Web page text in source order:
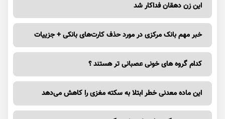
این زن دهقان فداکار شد
خبر مهم بانک مرکزی در مورد حذف کارت‌های بانکی + جزییات
کدام گروه های خونی عصبانی تر هستند ؟
این ماده معدنی خطر ابتلا به سکته مغزی را کاهش می‌دهد